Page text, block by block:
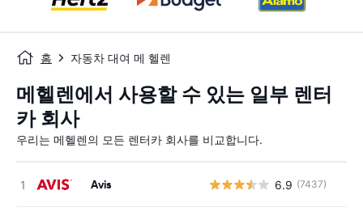
홈 자동차 대여 메 헬렌
메헬렌에서 사용할 수 있는 일부 렌터
카 회사
우리는 메헬렌의 모든 렌터카 회사를 비교합니다.
Avis 6.9 (7437)